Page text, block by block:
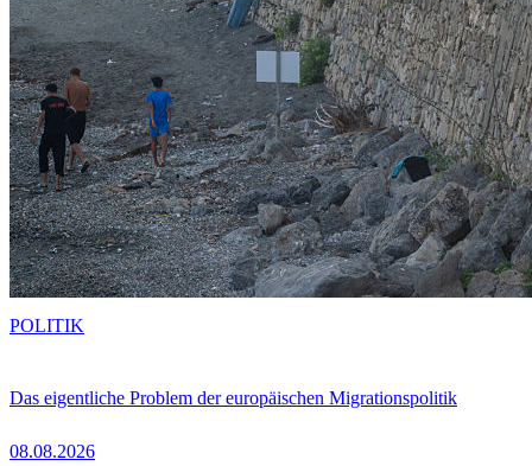
Das eigentliche Problem der europäischen Migrationspolitik
08.08.2026
POLITIK